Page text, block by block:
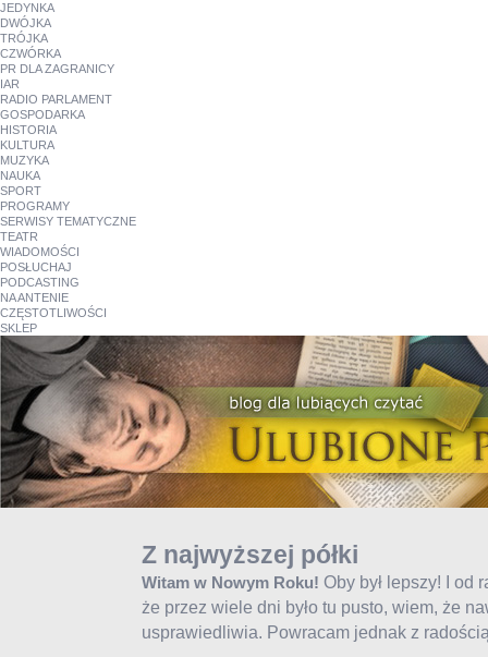
JEDYNKA
DWÓJKA
TRÓJKA
CZWÓRKA
PR DLA ZAGRANICY
IAR
RADIO PARLAMENT
GOSPODARKA
HISTORIA
KULTURA
MUZYKA
NAUKA
SPORT
PROGRAMY
SERWISY TEMATYCZNE
TEATR
WIADOMOŚCI
POSŁUCHAJ
PODCASTING
NA ANTENIE
CZĘSTOTLIWOŚCI
SKLEP
Z najwyższej półki
Witam w Nowym Roku! Oby był lepszy! I od
że przez wiele dni było tu pusto, wiem, że
usprawiedliwia. Powracam jednak z